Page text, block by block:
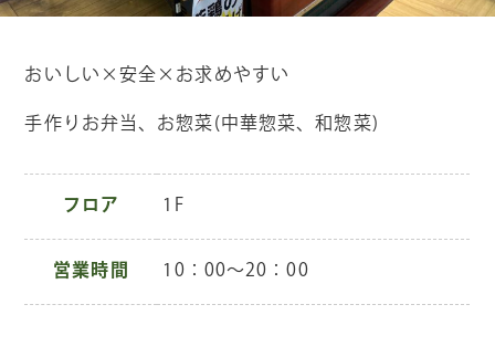
おいしい×安全×お求めやすい
手作りお弁当、お惣菜(中華惣菜、和惣菜)
フロア 1F
営業時間 10：00～20：00